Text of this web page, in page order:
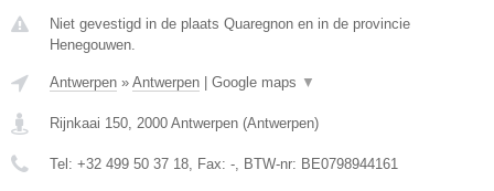
Niet gevestigd in de plaats Quaregnon en in de provincie
Henegouwen.
Antwerpen » Antwerpen | Google maps ▼
Rijnkaai 150 2000 Antwerpen (Antwerpen)
Tel: +32 499 50 37 18 , Fax: - , BTW-nr: BE0798944161